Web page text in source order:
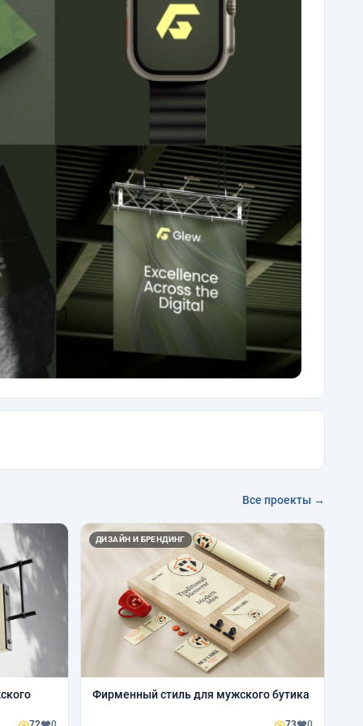
Все проекты →
ДИЗАЙН И БРЕНДИНГ
Фирменный стиль для мужского бутика